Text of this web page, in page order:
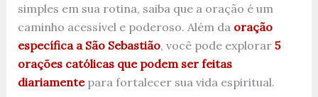
simples em sua rotina, saiba que a oração é um
caminho acessível e poderoso. Além da oração
específica a São Sebastião, você pode explorar 5
orações católicas que podem ser feitas
diariamentepara fortalecer sua vida espiritual.